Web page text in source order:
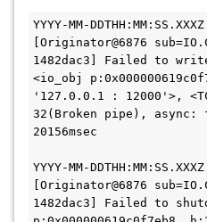
YYYY-MM-
[Originator@6876
1482dac3] Failed to
<io_obj
'127.0.0.1 : 12000'>,
32(Broken pipe),
20156msec
YYYY-MM-
[Originator@6876
1482dac3] Failed to